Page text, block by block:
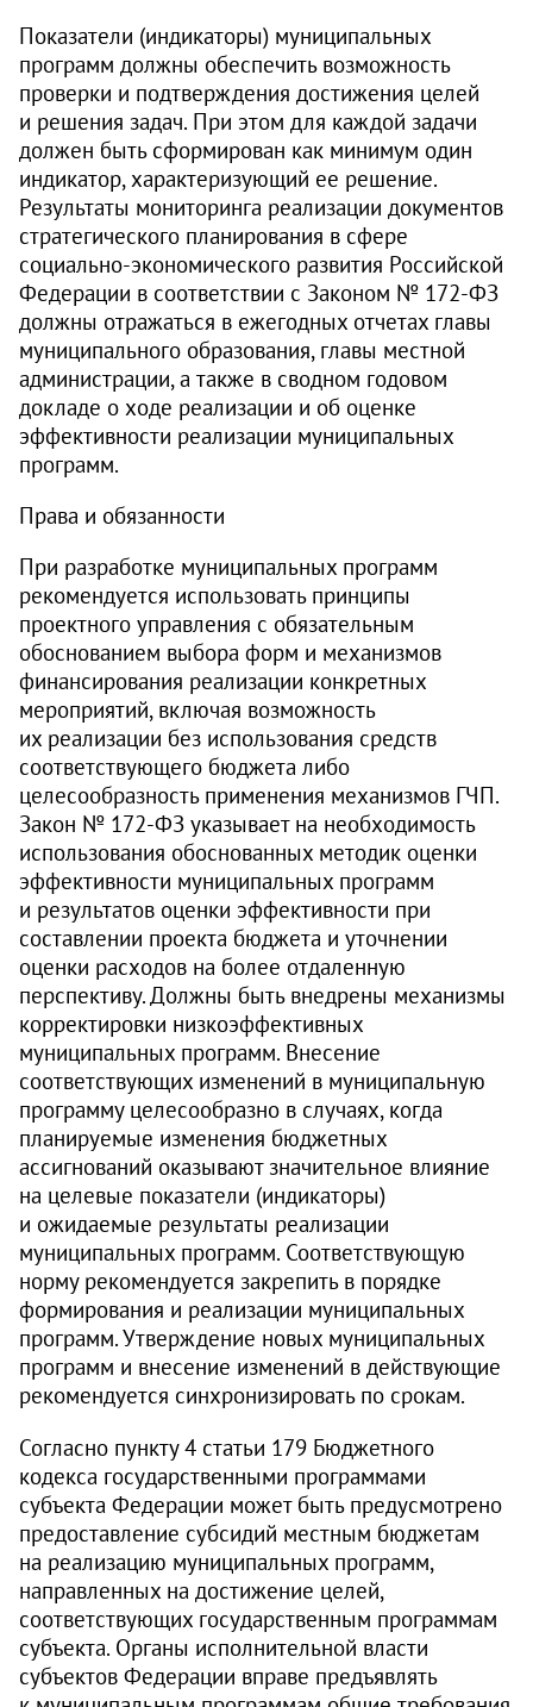
Показатели (индикаторы) муниципальных
программ должны обеспечить возможность
проверки и подтверждения достижения целей
и решения задач. При этом для каждой задачи
должен быть сформирован как минимум один
индикатор, характеризующий ее решение.
Результаты мониторинга реализации документов
стратегического планирования в сфере
социально-экономического развития Российской
Федерации в соответствии с Законом № 172‑ФЗ
должны отражаться в ежегодных отчетах главы
муниципального образования, главы местной
администрации, а также в сводном годовом
докладе о ходе реализации и об оценке
эффективности реализации муниципальных
программ.
Права и обязанности
При разработке муниципальных программ
рекомендуется использовать принципы
проектного управления с обязательным
обоснованием выбора форм и механизмов
финансирования реализации конкретных
мероприятий, включая возможность
их реализации без использования средств
соответствующего бюджета либо
целесообразность применения механизмов ГЧП.
Закон № 172‑ФЗ указывает на необходимость
использования обоснованных методик оценки
эффективности муниципальных программ
и результатов оценки эффективности при
составлении проекта бюджета и уточнении
оценки расходов на более отдаленную
перспективу. Должны быть внедрены механизмы
корректировки низкоэффективных
муниципальных программ. Внесение
соответствующих изменений в муниципальную
программу целесообразно в случаях, когда
планируемые изменения бюджетных
ассигнований оказывают значительное влияние
на целевые показатели (индикаторы)
и ожидаемые результаты реализации
муниципальных программ. Соответствующую
норму рекомендуется закрепить в порядке
формирования и реализации муниципальных
программ. Утверждение новых муниципальных
программ и внесение изменений в действующие
рекомендуется синхронизировать по срокам.
Согласно пункту 4 статьи 179 Бюджетного
кодекса государственными программами
субъекта Федерации может быть предусмотрено
предоставление субсидий местным бюджетам
на реализацию муниципальных программ,
направленных на достижение целей,
соответствующих государственным программам
субъекта. Органы исполнительной власти
субъектов Федерации вправе предъявлять